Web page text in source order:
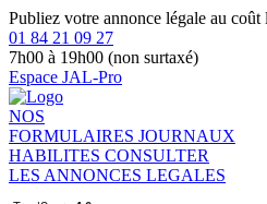
Publiez votre annonce légale au coût
01 84 21 09 27
7h00 à 19h00 (non surtaxé)
Espace JAL-Pro
NOS
FORMULAIRES JOURNAUX
HABILITES CONSULTER
LES ANNONCES LEGALES